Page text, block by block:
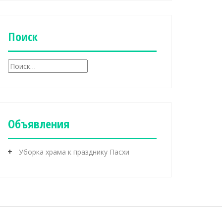
к
иПоиск
Н
а
Объявления
Уборка храма к празднику Пасхи